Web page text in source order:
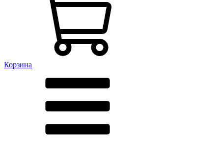
Корзина